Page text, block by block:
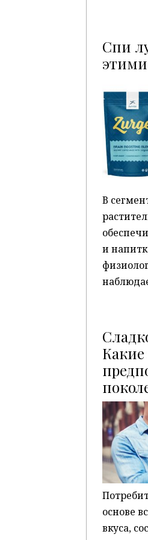
Спи
В
и
Какие
основе
вкуса,